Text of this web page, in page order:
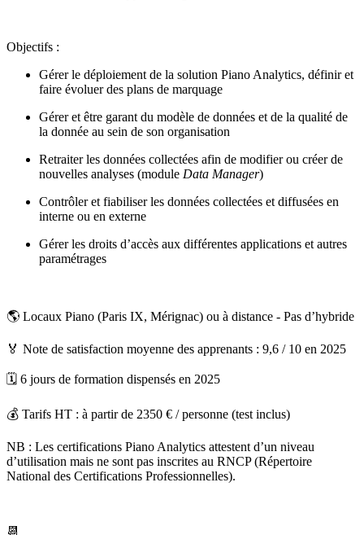
Objectifs :
Gérer le déploiement de la solution Piano Analytics, définir et
faire évoluer des plans de marquage
Gérer et être garant du modèle de données et de la qualité de
la donnée au sein de son organisation
Retraiter les données collectées afin de modifier ou créer de
nouvelles analyses (module Data Manager)
Contrôler et fiabiliser les données collectées et diffusées en
interne ou en externe
Gérer les droits d’accès aux différentes applications et autres
paramétrages
🌎 Locaux Piano (Paris IX, Mérignac) ou à distance - Pas d’hybride
🏅 Note de satisfaction moyenne des apprenants : 9,6 / 10 en 2025
🗓️ 6 jours de formation dispensés en 2025
💰 Tarifs HT : à partir de 2350 € / personne (test inclus)
NB : Les certifications Piano Analytics attestent d’un niveau
d’utilisation mais ne sont pas inscrites au RNCP (Répertoire
National des Certifications Professionnelles).
📆